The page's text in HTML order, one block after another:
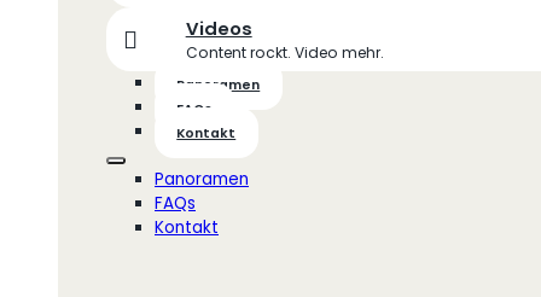
Videos
Content rockt. Video mehr.
Panoramen
FAQs
Kontakt
Panoramen
FAQs
Kontakt